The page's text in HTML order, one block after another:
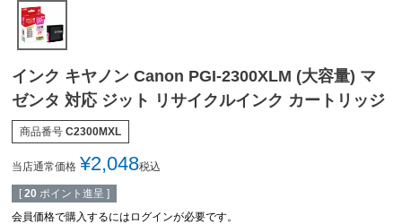
インク キヤノン Canon PGI-2300XLM (大容量) マ
ゼンタ 対応 ジット リサイクルインク カートリッジ
商品番号 C2300MXL
当店通常価格 ¥2,048税込
[ 20 ポイント進呈 ]
会員価格で購入するにはログインが必要です。